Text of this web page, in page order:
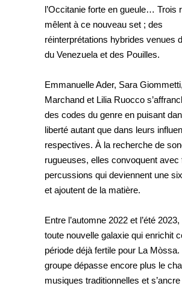
l’Occitanie forte en gueule… Trois
mêlent à ce nouveau set ; des
réinterprétations hybrides venues
du Venezuela et des Pouilles.
Emmanuelle Ader, Sara
Marchand et Lilia Ruocco
des codes du genre en puisant
liberté autant que dans leurs
respectives. À la recherche de
rugueuses, elles convoquent avec
percussions qui deviennent une
et ajoutent de la matière.
Entre l’automne 2022 et l’été 2023,
toute nouvelle galaxie qui enrichit
période déjà fertile pour La Mòssa.
groupe dépasse encore plus le
musiques traditionnelles et s’ancre